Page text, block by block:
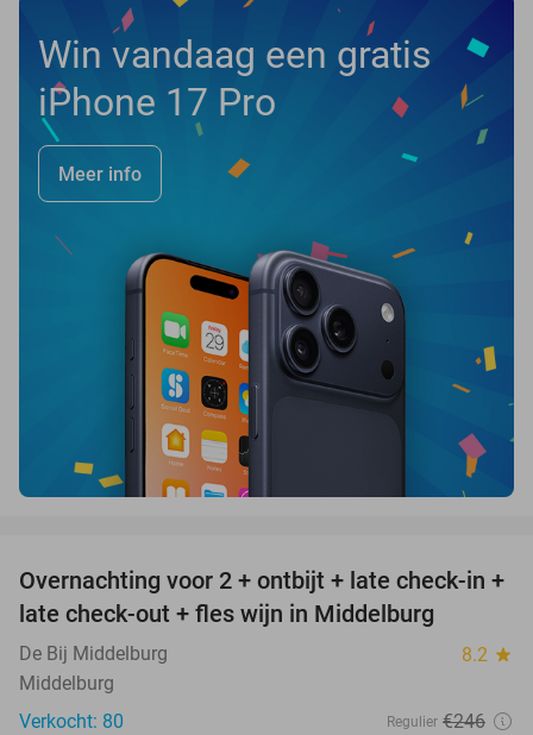
Win vandaag een gratis
iPhone 17 Pro
Meer info
52%
Overnachting voor 2 + ontbijt + late check-in +
late check-out + fles wijn in Middelburg
De Bij Middelburg 8.2 star
Middelburg
Verkocht: 80
Regulier €246